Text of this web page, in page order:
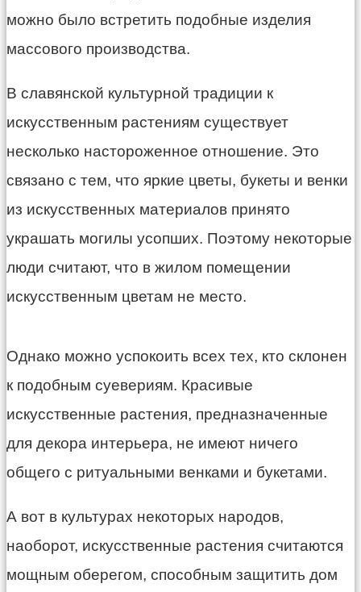
можно было встретить подобные изделия
массового производства.
В славянской культурной традиции к
искусственным растениям существует
несколько настороженное отношение. Это
связано с тем, что яркие цветы, букеты и венки
из искусственных материалов принято
украшать могилы усопших. Поэтому некоторые
люди считают, что в жилом помещении
искусственным цветам не место.
Однако можно успокоить всех тех, кто склонен
к подобным суевериям. Красивые
искусственные растения, предназначенные
для декора интерьера, не имеют ничего
общего с ритуальными венками и букетами.
А вот в культурах некоторых народов,
наоборот, искусственные растения считаются
мощным оберегом, способным защитить дом